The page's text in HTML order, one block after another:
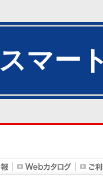
スマー